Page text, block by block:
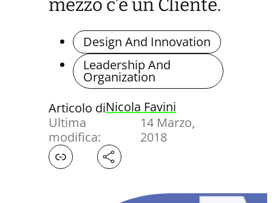
mezzo c’è un Cliente.
Design And Innovation
Leadership And
Organization
Articolo diNicola Favini
Ultima
modifica:
14 Marzo,
2018